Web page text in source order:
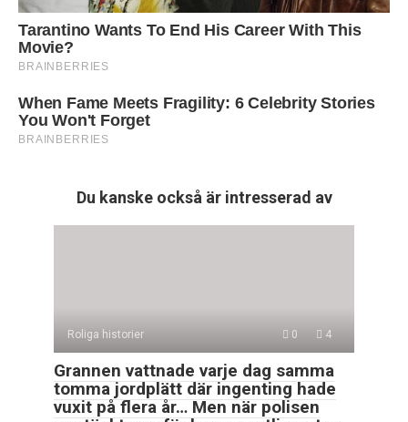
Du kanske också är intresserad av
Roliga historier 0 4
Grannen vattnade varje dag samma
tomma jordplätt där ingenting hade
vuxit på flera år… Men när polisen